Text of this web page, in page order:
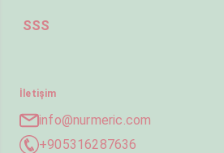
SSS
İletişim
info@nurmeric.com
+905316287636